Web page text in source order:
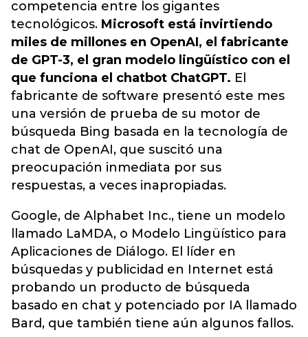
competencia entre los gigantes
tecnológicos. Microsoft está invirtiendo
miles de millones en OpenAI, el fabricante
de GPT-3, el gran modelo lingüístico con el
que funciona el chatbot ChatGPT. El
fabricante de software presentó este mes
una versión de prueba de su motor de
búsqueda Bing basada en la tecnología de
chat de OpenAI, que suscitó una
preocupación inmediata por sus
respuestas, a veces inapropiadas.
Google, de Alphabet Inc., tiene un modelo
llamado LaMDA, o Modelo Lingüístico para
Aplicaciones de Diálogo. El líder en
búsquedas y publicidad en Internet está
probando un producto de búsqueda
basado en chat y potenciado por IA llamado
Bard, que también tiene aún algunos fallos.